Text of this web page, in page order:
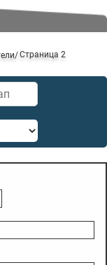
Страница 2